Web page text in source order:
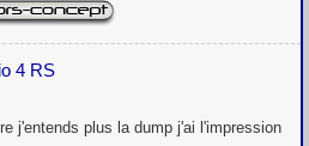
4 RS
j'entends plus la dump j'ai l'impression